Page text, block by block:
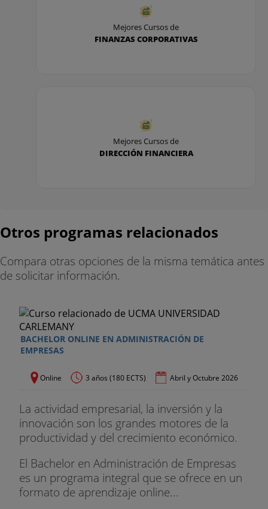
El importe de la matrícula de un curso académico
se puede fraccionar en 10 mensualidades sin
Mejores Cursos de
FINANZAS CORPORATIVAS
Mejores Cursos de
DIRECCIÓN FINANCIERA
Otros programas relacionados
Compara otras opciones de la misma temática antes
de solicitar información.
BACHELOR ONLINE EN ADMINISTRACIÓN DE
EMPRESAS
Online 3 años (180 ECTS) Abril y Octubre 2026
La actividad empresarial, la inversión y la
innovación son los grandes motores de la
productividad y del crecimiento económico.
El Bachelor en Administración de Empresas
es un programa integral que se ofrece en un
formato de aprendizaje online...